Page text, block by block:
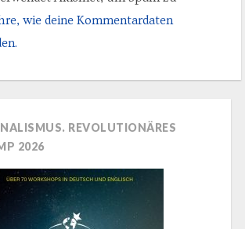
wie deine Kommentardaten
REVOLUTIONÄRES
2026